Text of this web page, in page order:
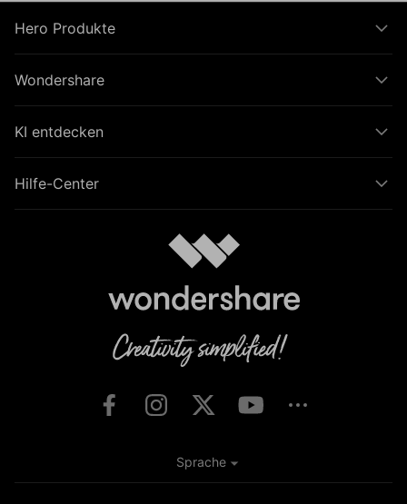
Hero Produkte
Wondershare
KI entdecken
Hilfe-Center
Sprache